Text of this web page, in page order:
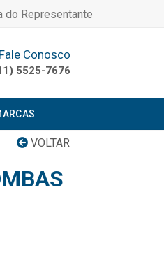
do Representante
Fale Conosco
5525-7676
VOLTAR